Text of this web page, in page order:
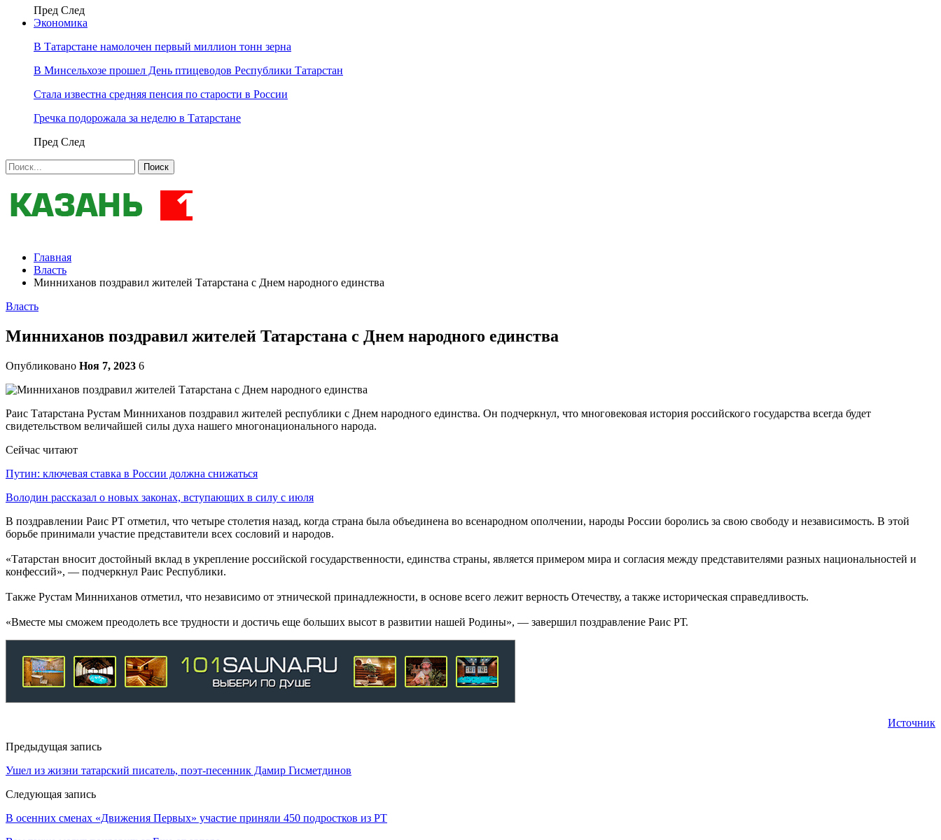
Пред След
Экономика
В Татарстане намолочен первый миллион тонн зерна
В Минсельхозе прошел День птицеводов Республики Татарстан
Стала известна средняя пенсия по старости в России
Гречка подорожала за неделю в Татарстане
Пред След
Главная
Власть
Минниханов поздравил жителей Татарстана с Днем народного единства
Власть
Минниханов поздравил жителей Татарстана с Днем народного единства
Опубликовано Ноя 7, 2023 6
Раис Татарстана Рустам Минниханов поздравил жителей республики с Днем народного единства. Он подчеркнул, что многовековая история российского государства всегда будет
свидетельством величайшей силы духа нашего многонационального народа.
Сейчас читают
Путин: ключевая ставка в России должна снижаться
Володин рассказал о новых законах, вступающих в силу с июля
В поздравлении Раис РТ отметил, что четыре столетия назад, когда страна была объединена во всенародном ополчении, народы России боролись за свою свободу и независимость. В этой
борьбе принимали участие представители всех сословий и народов.
«Татарстан вносит достойный вклад в укрепление российской государственности, единства страны, является примером мира и согласия между представителями разных национальностей и
конфессий», — подчеркнул Раис Республики.
Также Рустам Минниханов отметил, что независимо от этнической принадлежности, в основе всего лежит верность Отечеству, а также историческая справедливость.
«Вместе мы сможем преодолеть все трудности и достичь еще больших высот в развитии нашей Родины», — завершил поздравление Раис РТ.
Источник
Предыдущая запись
Ушел из жизни татарский писатель, поэт-песенник Дамир Гисметдинов
Следующая запись
В осенних сменах «Движения Первых» участие приняли 450 подростков из РТ